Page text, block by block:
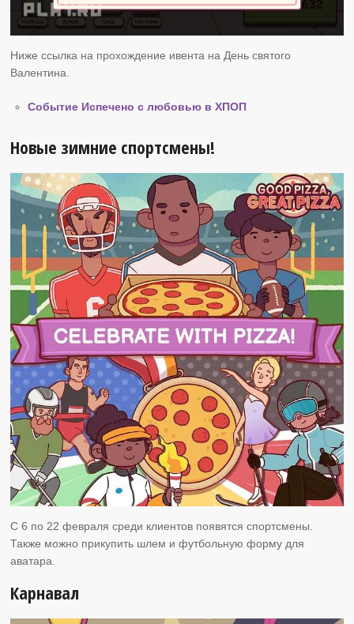
Ниже ссылка на прохождение ивента на День святого
Валентина.
Событие Испечено с любовью в ХПОП
Новые зимние спортсмены!
С 6 по 22 февраля среди клиентов появятся спортсмены.
Также можно прикупить шлем и футбольную форму для
аватара.
Карнавал